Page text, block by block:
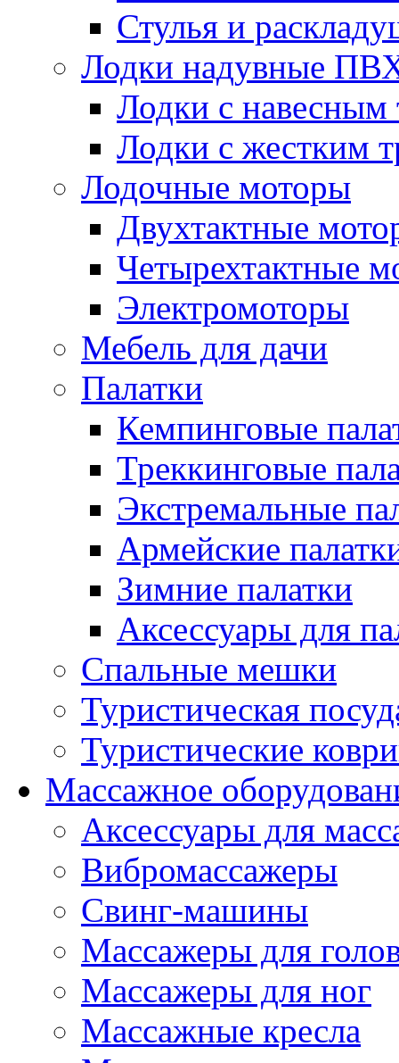
Стулья и
Лодки надувные
Лодки с навесным
Лодки с жестким
Лодочные моторы
Двухтактные
Четырехтактные
Электромоторы
Мебель для дачи
Палатки
Кемпинговые
Треккинговые
Экстремальные
Армейские
Зимние палатки
Аксессуары для
Спальные мешки
Туристическая
Туристические
Массажное
Аксессуары для
Вибромассажеры
Свинг-машины
Массажеры для
Массажеры для ног
Массажные кресла